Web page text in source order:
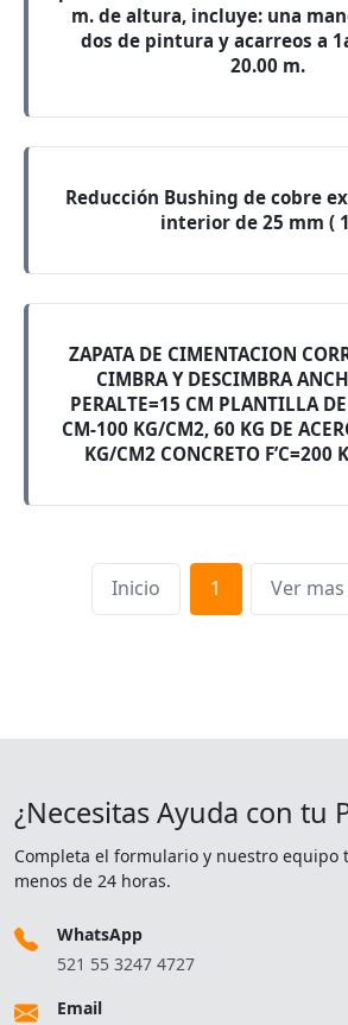
m. de altura, incluye: una
dos de pintura y acarreos a
20.00 m.
Reducción Bushing de cobre
interior de 25 mm (
ZAPATA DE CIMENTACION
CIMBRA Y DESCIMBRA
PERALTE=15 CM PLANTILLA
CM-100 KG/CM2, 60 KG DE
KG/CM2 CONCRETO F’C=200
Inicio 1 Ver mas
¿Necesitas Ayuda con tu
Completa el formulario y nuestro equipo
menos de 24 horas.
WhatsApp
521 55 3247 4727
Email